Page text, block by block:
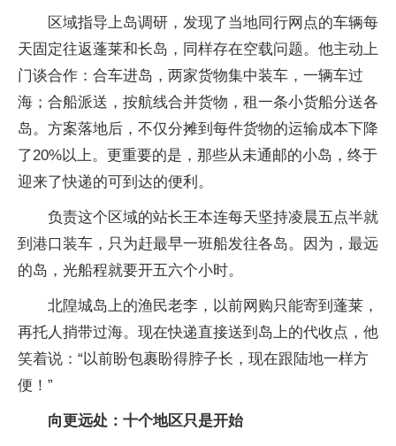
区域指导上岛调研，发现了当地同行网点的车辆每
天固定往返蓬莱和长岛，同样存在空载问题。他主动上
门谈合作：合车进岛，两家货物集中装车，一辆车过
海；合船派送，按航线合并货物，租一条小货船分送各
岛。方案落地后，不仅分摊到每件货物的运输成本下降
了20%以上。更重要的是，那些从未通邮的小岛，终于
迎来了快递的可到达的便利。
负责这个区域的站长王本连每天坚持凌晨五点半就
到港口装车，只为赶最早一班船发往各岛。因为，最远
的岛，光船程就要开五六个小时。
北隍城岛上的渔民老李，以前网购只能寄到蓬莱，
再托人捎带过海。现在快递直接送到岛上的代收点，他
笑着说：“以前盼包裹盼得脖子长，现在跟陆地一样方
便！”
向更远处：十个地区只是开始